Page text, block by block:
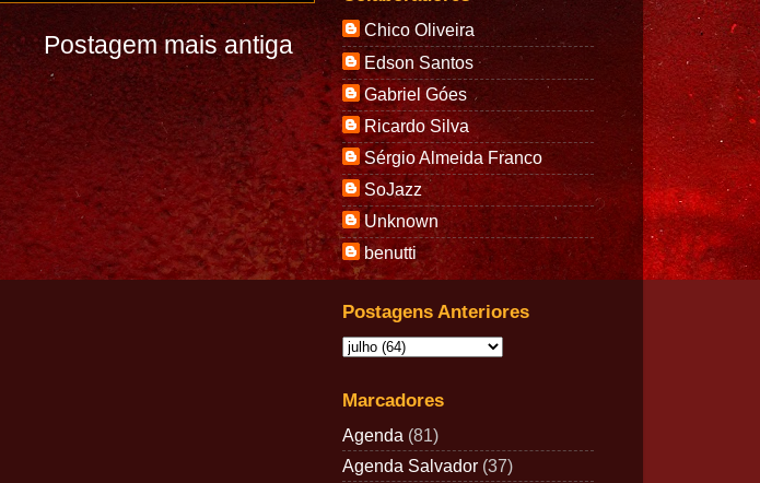
Postagem mais antiga
Chico Oliveira
Edson Santos
Gabriel Góes
Ricardo Silva
Sérgio Almeida Franco
SoJazz
Unknown
benutti
Postagens Anteriores
Marcadores
Agenda (81)
Agenda Salvador (37)